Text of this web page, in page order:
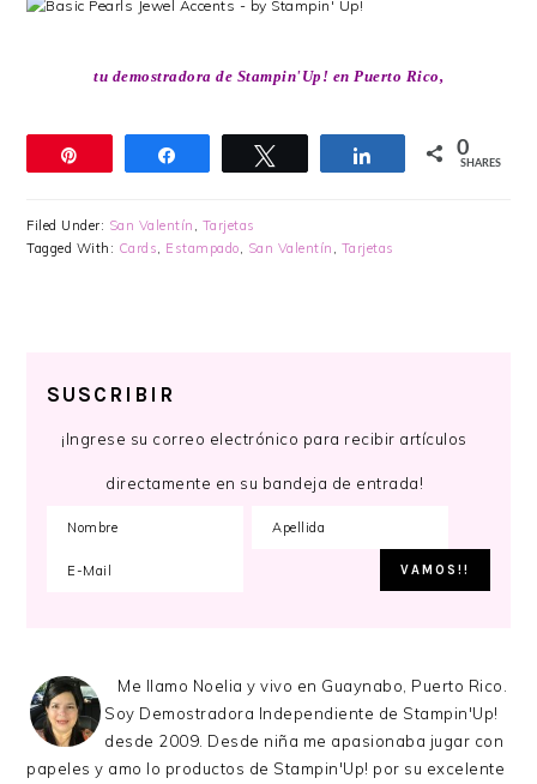
tu demostradora de Stampin'Up! en Puerto Rico,
Share 0
SHARES
Filed Under: San Valentín
Tarjetas
Tagged With: Cards Estampado San Valentín Tarjetas
SUSCRIBIR
¡Ingrese su correo electrónico para recibir artículos
directamente en su bandeja de entrada!
Me llamo Noelia y vivo en Guaynabo, Puerto Rico.
Soy Demostradora Independiente de Stampin'Up!
desde 2009. Desde niña me apasionaba jugar con
papeles y amo lo productos de Stampin'Up! por su excelente